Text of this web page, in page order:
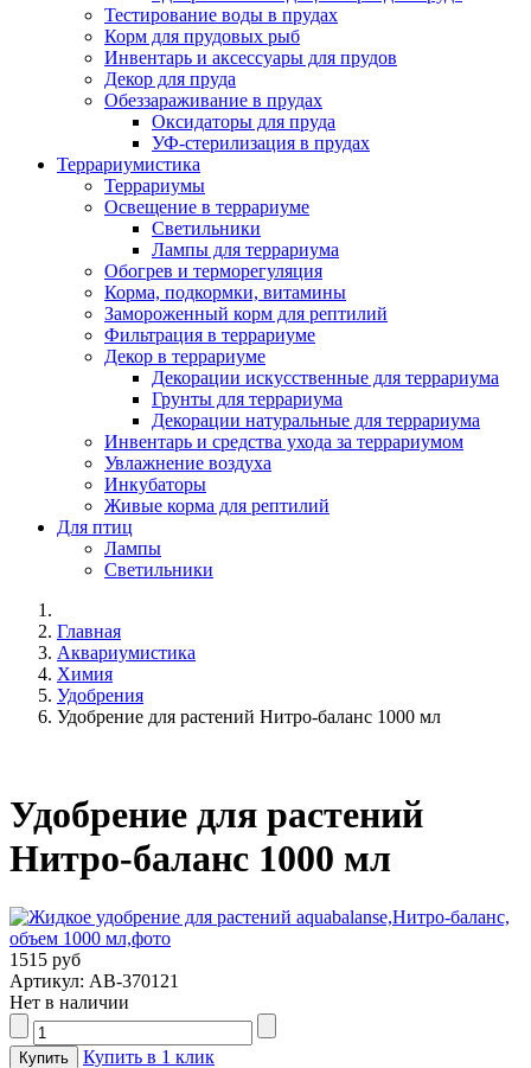
Тестирование воды в прудах
Корм для прудовых рыб
Инвентарь и аксессуары для прудов
Декор для пруда
Обеззараживание в прудах
Оксидаторы для пруда
УФ-стерилизация в прудах
Террариумистика
Террариумы
Освещение в террариуме
Светильники
Лампы для террариума
Обогрев и терморегуляция
Корма, подкормки, витамины
Замороженный корм для рептилий
Фильтрация в террариуме
Декор в террариуме
Декорации искусственные для террариума
Грунты для террариума
Декорации натуральные для террариума
Инвентарь и средства ухода за террариумом
Увлажнение воздуха
Инкубаторы
Живые корма для рептилий
Для птиц
Лампы
Светильники
Главная
Аквариумистика
Химия
Удобрения
Удобрение для растений Нитро-баланс 1000 мл
Удобрение для растений
Нитро-баланс 1000 мл
1515 руб
Артикул: AB-370121
Нет в наличии
Купить в 1 клик